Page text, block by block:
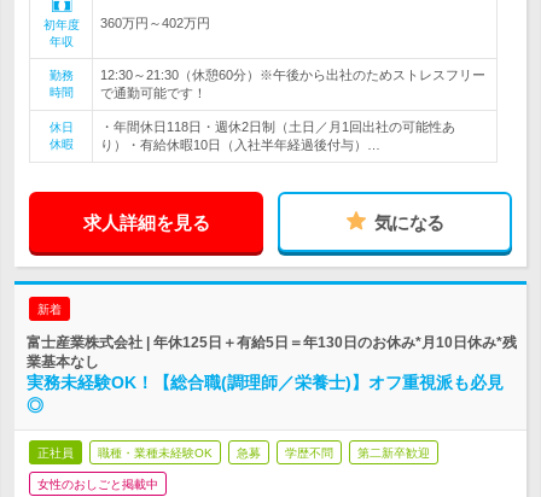
初年度
年収
360万円～402万円
勤務
時間
12:30～21:30（休憩60分）※午後から出社のためストレスフリー
で通勤可能です！
休日
休暇
・年間休日118日・週休2日制（土日／月1回出社の可能性あ
り）・有給休暇10日（入社半年経過後付与）…
求人詳細を見る 気になる
新着
富士産業株式会社 | 年休125日＋有給5日＝年130日のお休み*月10日休み*残
業基本なし
実務未経験OK！【総合職(調理師／栄養士)】オフ重視派も必見
◎
正社員 職種・業種未経験OK 急募 学歴不問 第二新卒歓迎
女性のおしごと掲載中